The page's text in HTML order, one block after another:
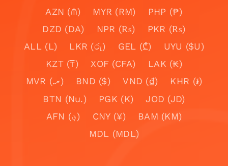
AZN (₼)
MYR (RM)
PHP (₱)
DZD (DA)
NPR (₨)
PKR (₨)
ALL (L)
LKR (රු) GEL (₾)
UYU ($U)
KZT (₸)
XOF (CFA)
LAK (₭)
MVR (.ރ)
BND ($) VND (₫)
KHR (៛)
BTN (Nu.)
PGK (K)
JOD (JD)
AFN (؋)
CNY (¥)
BAM (KM)
MDL (MDL)